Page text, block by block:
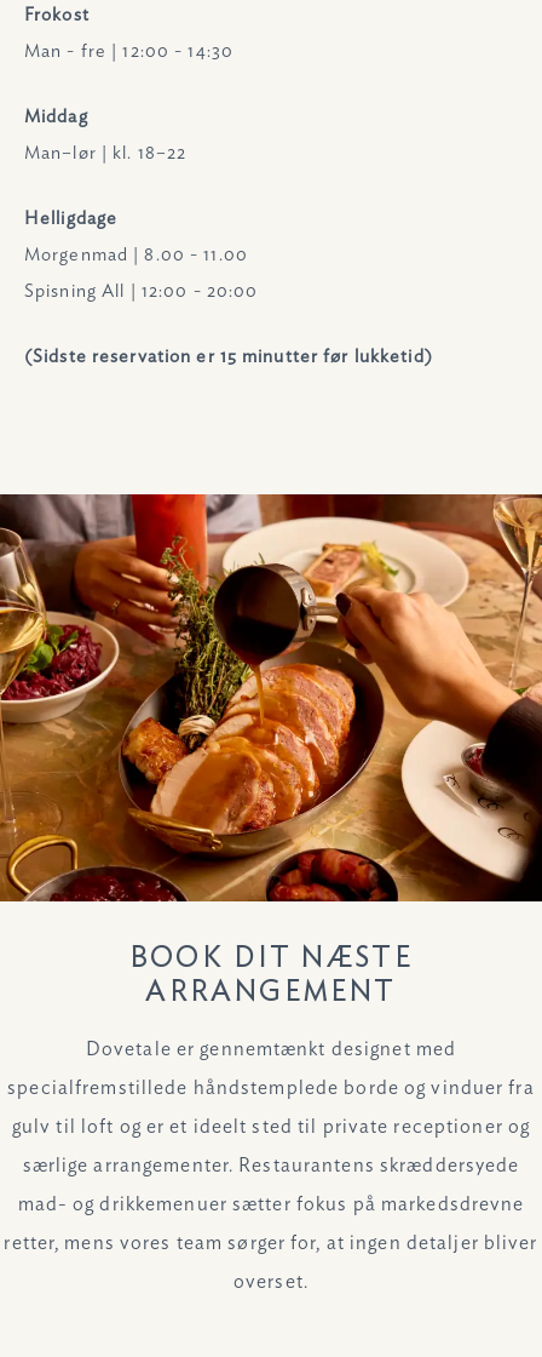
Frokost
Man - fre | 12:00 - 14:30
Middag
Man–lør | kl. 18–22
Helligdage
Morgenmad | 8.00 - 11.00
Spisning All | 12:00 - 20:00
(Sidste reservation er 15 minutter før lukketid)
BOOK DIT NÆSTE
ARRANGEMENT
Dovetale er gennemtænkt designet med
specialfremstillede håndstemplede borde og vinduer fra
gulv til loft og er et ideelt sted til private receptioner og
særlige arrangementer. Restaurantens skræddersyede
mad- og drikkemenuer sætter fokus på markedsdrevne
retter, mens vores team sørger for, at ingen detaljer bliver
overset.